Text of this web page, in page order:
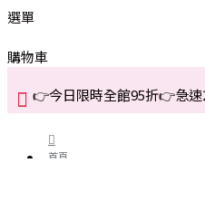
選單
購物車
👉今日限時全館95折👉急
首頁